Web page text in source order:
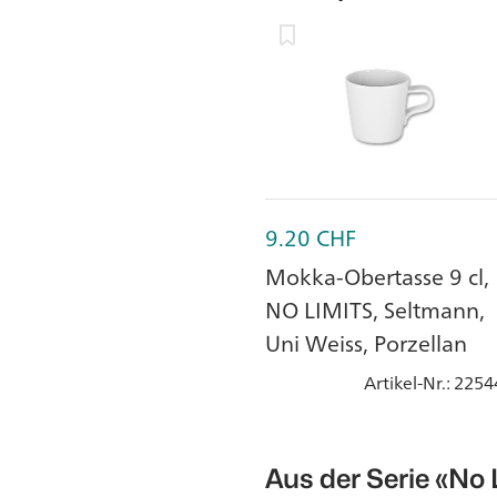
9.20 CHF
Mokka-Obertasse 9 cl,
NO LIMITS, Seltmann,
Uni Weiss, Porzellan
Artikel-Nr.:
Aus der Serie«No